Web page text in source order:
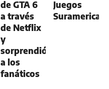
de GTA 6
a través
de Netflix
y
sorprendió
a los
fanáticos
Juegos